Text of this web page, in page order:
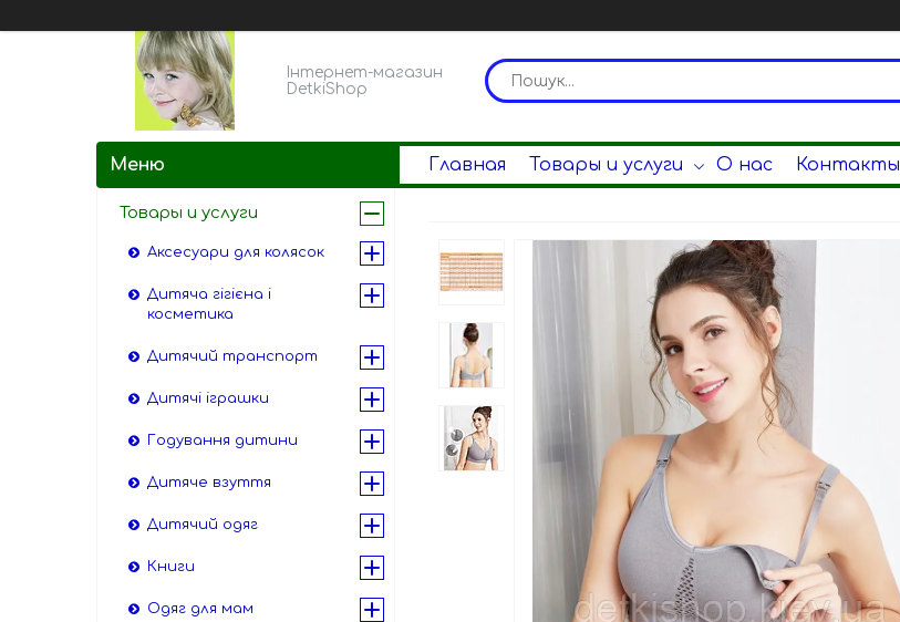
Інтернет-магазин
DetkiShop
Главная Товары и услуги О нас Контакты
Товары и услуги
Аксесуари для колясок
Дитяча гігієна і
косметика
Дитячий транспорт
Дитячі іграшки
Годування дитини
Дитяче взуття
Дитячий одяг
Книги
Одяг для мам